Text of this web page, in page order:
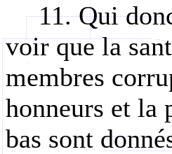
11. Qui
voir que la
membres
honneurs et la
bas sont